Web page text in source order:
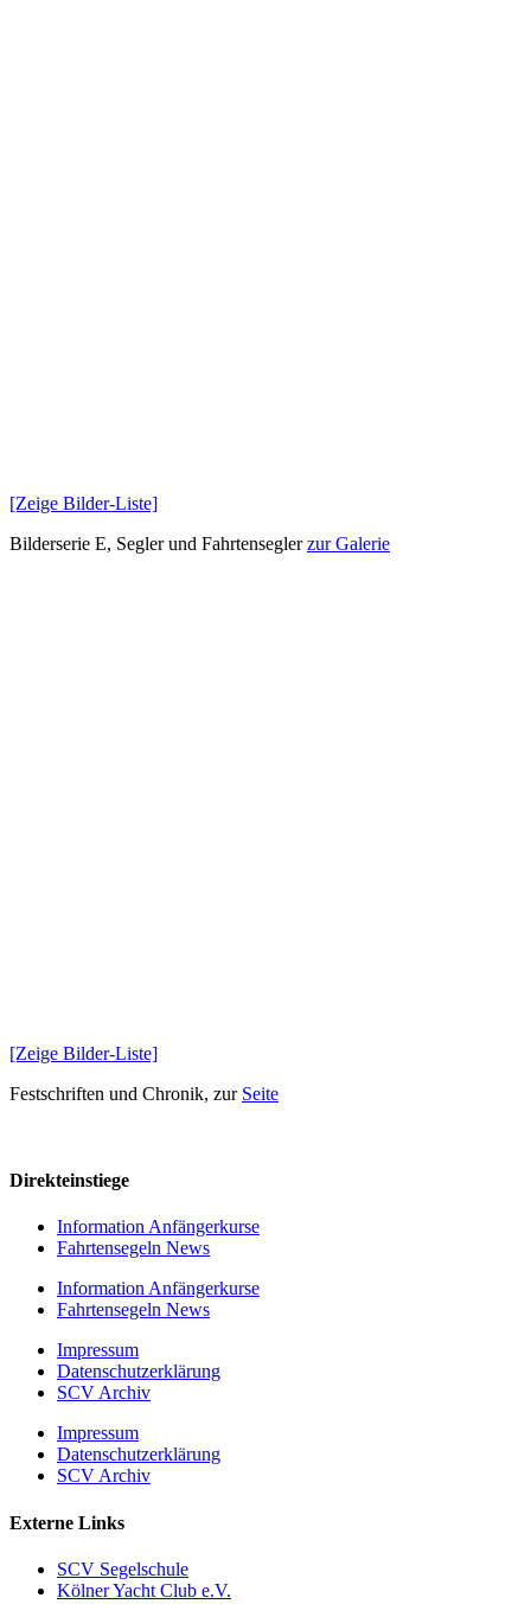
[Zeige Bilder-Liste]
Bilderserie E, Segler und Fahrtenseglerzur Galerie
[Zeige Bilder-Liste]
Festschriften und Chronik, zur Seite
Direkteinstiege
Information Anfängerkurse
Fahrtensegeln News
Information Anfängerkurse
Fahrtensegeln News
Impressum
Datenschutzerklärung
SCV Archiv
Impressum
Datenschutzerklärung
SCV Archiv
Externe Links
SCV Segelschule
Kölner Yacht Club e.V.